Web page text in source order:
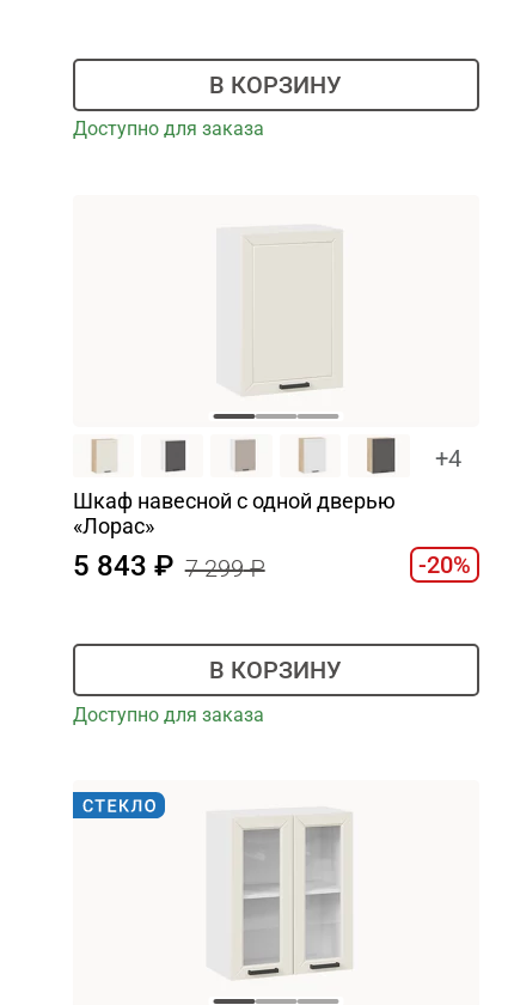
В КОРЗИНУ
Доступно для заказа
+4
Шкаф навесной c одной дверью
«Лорас»
5 843 7 299 -20%
В КОРЗИНУ
Доступно для заказа